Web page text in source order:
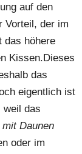
auf den
Vorteil, der im
das höhere
Kissen.Dieses
das
eigentlich ist
weil das
Daunen
oder im